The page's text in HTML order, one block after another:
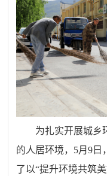
为扎实开展城乡
的人居环境，5月9日
了以“提升环境共筑